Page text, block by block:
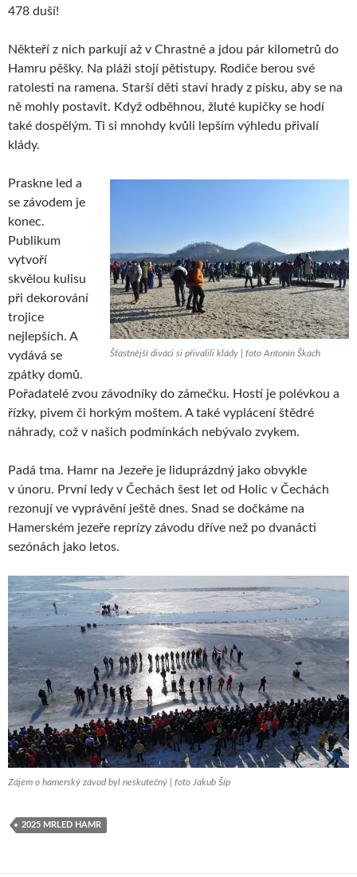
478 duší!
Někteří z nich parkují až v Chrastné a jdou pár kilometrů do
Hamru pěšky. Na pláži stojí pětistupy. Rodiče berou své
ratolesti na ramena. Starší děti staví hrady z písku, aby se na
ně mohly postavit. Když odběhnou, žluté kupičky se hodí
také dospělým. Ti si mnohdy kvůli lepším výhledu přivalí
klády.
Šťastnější diváci si přivalili klády | foto Antonín Škach
Praskne led a
se závodem je
konec.
Publikum
vytvoří
skvělou kulisu
při dekorování
trojice
nejlepších. A
vydává se
zpátky domů.
Pořadatelé zvou závodníky do zámečku. Hostí je polévkou a
řízky, pivem či horkým moštem. A také vyplácení štědré
náhrady, což v našich podmínkách nebývalo zvykem.
Padá tma. Hamr na Jezeře je liduprázdný jako obvykle
v únoru. První ledy v Čechách šest let od Holic v Čechách
rezonují ve vyprávění ještě dnes. Snad se dočkáme na
Hamerském jezeře reprízy závodu dříve než po dvanácti
sezónách jako letos.
Zájem o hamerský závod byl neskutečný | foto Jakub Šíp
2025 MRLED HAMR